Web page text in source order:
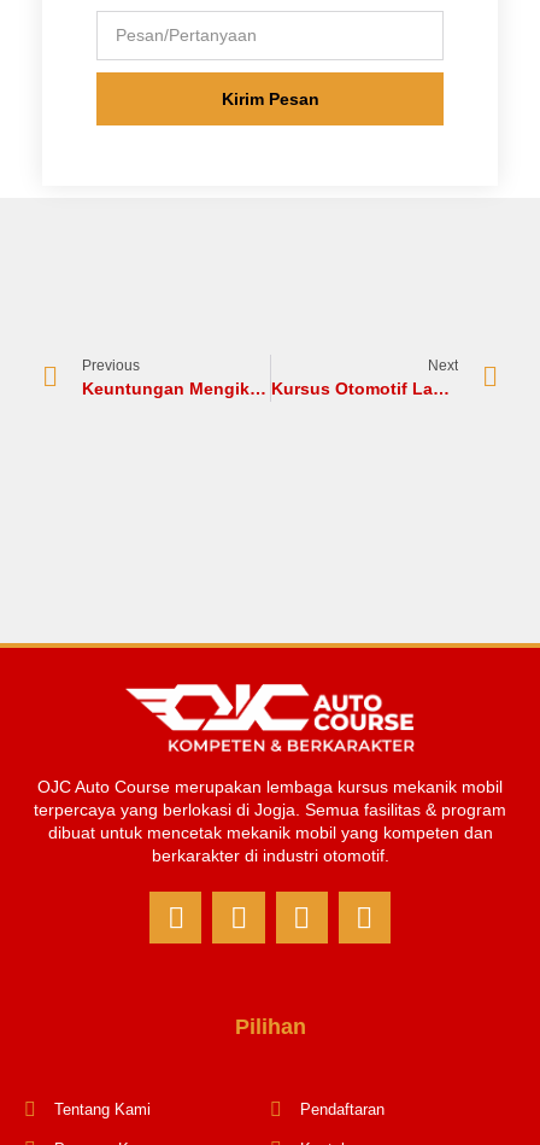
Kirim Pesan
Previous
Keuntungan Mengikuti Kursus Otomotif
Next
Kursus Otomotif Langsung Kerja? Benarkah?
OJC Auto Course merupakan lembaga kursus mekanik mobil
terpercaya yang berlokasi di Jogja. Semua fasilitas & program
dibuat untuk mencetak mekanik mobil yang kompeten dan
berkarakter di industri otomotif.
Pilihan
Tentang Kami Pendaftaran